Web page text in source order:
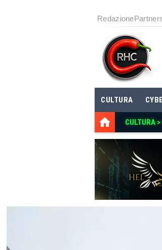
Redazione
CULTURA
CULTURA >